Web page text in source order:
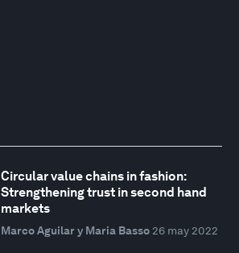
Circular value chains in fashion:
Strengthening trust in second hand
markets
Marco Aguilar y Maria Basso 26 may 2022